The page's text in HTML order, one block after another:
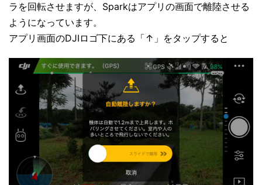
ラを回転させますが、Sparkはアプリの画面で離陸させる
ようになっています。
アプリ画面のDJIロゴ下にある「↑」をタップすると